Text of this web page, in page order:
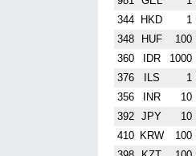
344 HKD 1
348 HUF 100
360 IDR 1000
376 ILS 1
356 INR 10
392 JPY 10
410 KRW 100